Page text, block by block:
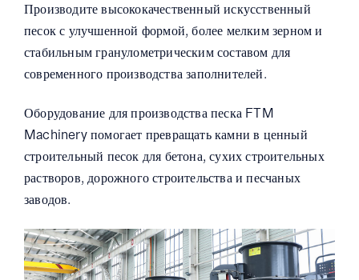
Производите высококачественный искусственный
песок с улучшенной формой, более мелким зерном и
стабильным гранулометрическим составом для
современного производства заполнителей.
Оборудование для производства песка FTM
Machinery помогает превращать камни в ценный
строительный песок для бетона, сухих строительных
растворов, дорожного строительства и песчаных
заводов.